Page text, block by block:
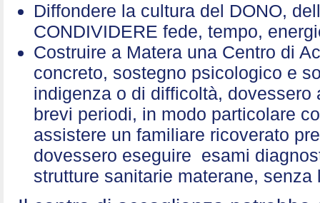
Diffondere la cultura del DONO,
CONDIVIDERE fede, tempo,
Costruire a Matera una Centro di
concreto, sostegno psicologico e
indigenza o di difficoltà,
brevi periodi, in modo particolare
assistere un familiare ricoverato
dovessero eseguire esami
strutture sanitarie materane,